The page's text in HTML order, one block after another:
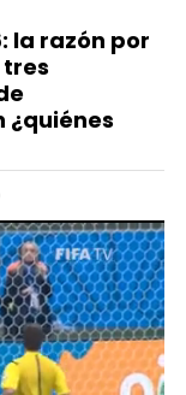
la razón por
¿quiénes